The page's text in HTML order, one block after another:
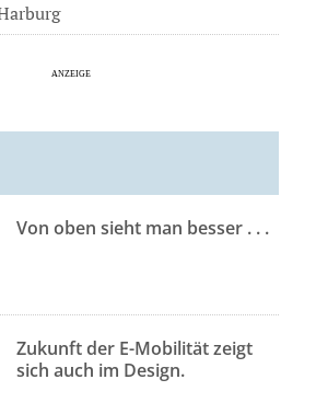
Von oben sieht man besser . . .
Zukunft der E-Mobilität zeigt
sich auch im Design.